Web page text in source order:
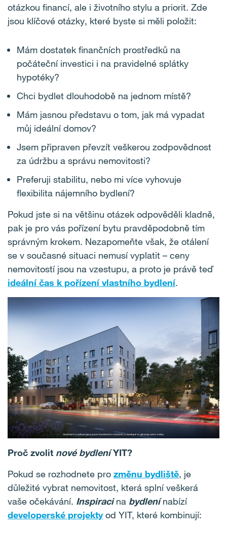
otázkou financí, ale i životního stylu a priorit. Zde
jsou klíčové otázky, které byste si měli položit:
Mám dostatek finančních prostředků na
počáteční investici i na pravidelné splátky
hypotéky?
Chci bydlet dlouhodobě na jednom místě?
Mám jasnou představu o tom, jak má vypadat
můj ideální domov?
Jsem připraven převzít veškerou zodpovědnost
za údržbu a správu nemovitosti?
Preferuji stabilitu, nebo mi více vyhovuje
flexibilita nájemního bydlení?
Pokud jste si na většinu otázek odpověděli kladně,
pak je pro vás pořízení bytu pravděpodobně tím
správným krokem. Nezapomeňte však, že otálení
se v současné situaci nemusí vyplatit – ceny
nemovitostí jsou na vzestupu, a proto je právě teď
ideální čas k pořízení vlastního bydlení.
Proč zvolit nové bydleníYIT?
Pokud se rozhodnete pro změnu bydliště, je
důležité vybrat nemovitost, která splní veškerá
vaše očekávání. Inspiracina bydlenínabízí
developerské projektyod YIT, které kombinují: